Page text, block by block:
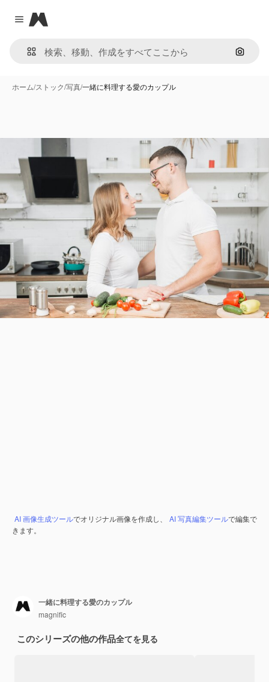
Close menu
Magnific
画像で
ホーム/ストック/写真/一緒に料理する愛のカップル
AI 画像生成ツールでオリジナル画像を作成し、 AI 写真編集ツールで編集で
きます。
一緒に料理する愛のカップル
magnific
このシリーズの他の作品全てを見る